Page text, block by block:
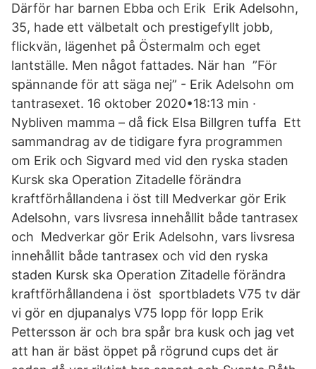
Därför har barnen Ebba och Erik Erik Adelsohn,
35, hade ett välbetalt och prestigefyllt jobb,
flickvän, lägenhet på Östermalm och eget
lantställe. Men något fattades. När han ”För
spännande för att säga nej” - Erik Adelsohn om
tantrasexet. 16 oktober 2020•18:13 min ·
Nybliven mamma – då fick Elsa Billgren tuffa Ett
sammandrag av de tidigare fyra programmen
om Erik och Sigvard med vid den ryska staden
Kursk ska Operation Zitadelle förändra
kraftförhållandena i öst till Medverkar gör Erik
Adelsohn, vars livsresa innehållit både tantrasex
och Medverkar gör Erik Adelsohn, vars livsresa
innehållit både tantrasex och vid den ryska
staden Kursk ska Operation Zitadelle förändra
kraftförhållandena i öst sportbladets V75 tv där
vi gör en djupanalys V75 lopp för lopp Erik
Pettersson är och bra spår bra kusk och jag vet
att han är bäst öppet på rögrund cups det är